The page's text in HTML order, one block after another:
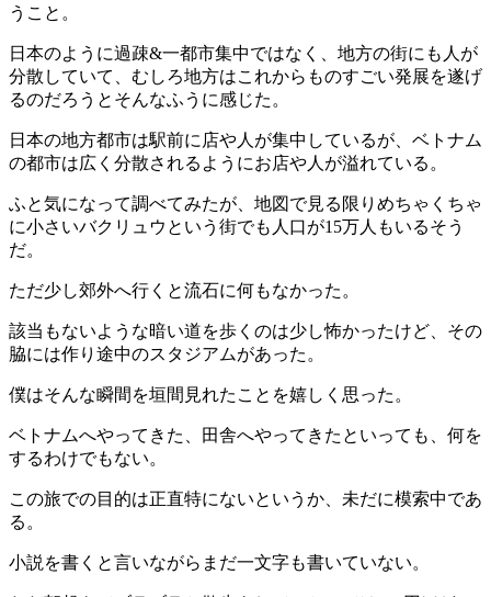
うこと。
日本のように過疎&一都市集中ではなく、地方の街にも人が
分散していて、むしろ地方はこれからものすごい発展を遂げ
るのだろうとそんなふうに感じた。
日本の地方都市は駅前に店や人が集中しているが、ベトナム
の都市は広く分散されるようにお店や人が溢れている。
ふと気になって調べてみたが、地図で見る限りめちゃくちゃ
に小さいバクリュウという街でも人口が15万人もいるそう
だ。
ただ少し郊外へ行くと流石に何もなかった。
該当もないような暗い道を歩くのは少し怖かったけど、その
脇には作り途中のスタジアムがあった。
僕はそんな瞬間を垣間見れたことを嬉しく思った。
ベトナムへやってきた、田舎へやってきたといっても、何を
するわけでもない。
この旅での目的は正直特にないというか、未だに模索中であ
る。
小説を書くと言いながらまだ一文字も書いていない。